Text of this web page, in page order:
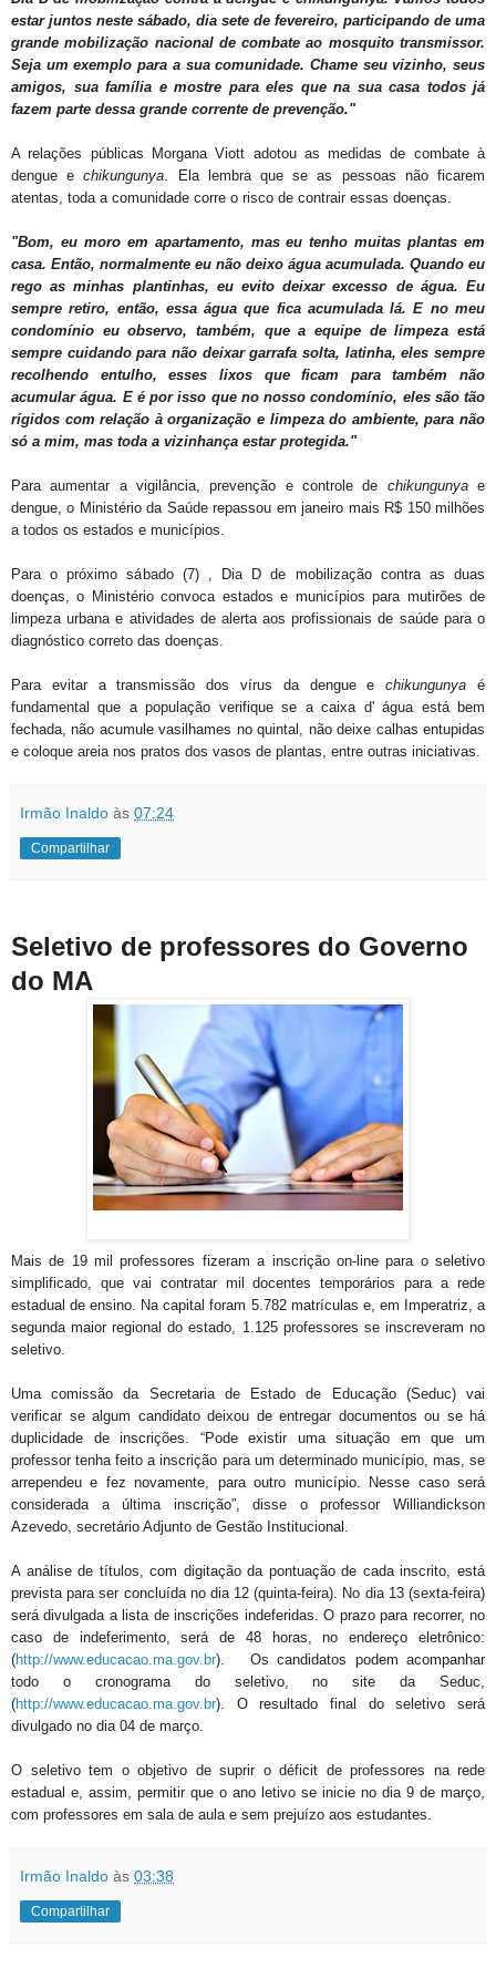
estar juntos neste sábado, dia sete de fevereiro, participando de uma
grande mobilização nacional de combate ao mosquito transmissor.
Seja um exemplo para a sua comunidade. Chame seu vizinho, seus
amigos, sua família e mostre para eles que na sua casa todos já
fazem parte dessa grande corrente de prevenção."
A relações públicas Morgana Viott adotou as medidas de combate à
dengue echikungunya. Ela lembra que se as pessoas não ficarem
atentas, toda a comunidade corre o risco de contrair essas doenças.
"Bom, eu moro em apartamento, mas eu tenho muitas plantas em
casa. Então, normalmente eu não deixo água acumulada. Quando eu
rego as minhas plantinhas, eu evito deixar excesso de água. Eu
sempre retiro, então, essa água que fica acumulada lá. E no meu
condomínio eu observo, também, que a equipe de limpeza está
sempre cuidando para não deixar garrafa solta, latinha, eles sempre
recolhendo entulho, esses lixos que ficam para também não
acumular água. E é por isso que no nosso condomínio, eles são tão
rígidos com relação à organização e limpeza do ambiente, para não
só a mim, mas toda a vizinhança estar protegida."
Para aumentar a vigilância, prevenção e controle de chikungunyae
dengue, o Ministério da Saúde repassou em janeiro mais R$ 150 milhões
a todos os estados e municípios.
Para o próximo sábado (7) , Dia D de mobilização contra as duas
doenças, o Ministério convoca estados e municípios para mutirões de
limpeza urbana e atividades de alerta aos profissionais de saúde para o
diagnóstico correto das doenças.
Para evitar a transmissão dos vírus da dengue echikungunya é
fundamental que a população verifique se a caixa d' água está bem
fechada, não acumule vasilhames no quintal, não deixe calhas entupidas
e coloque areia nos pratos dos vasos de plantas, entre outras iniciativas.
Irmão Inaldo às 07:24
Compartilhar
Seletivo de professores do Governo
do MA
Mais de 19 mil professores fizeram a inscrição on-line para o seletivo
simplificado, que vai contratar mil docentes temporários para a rede
estadual de ensino. Na capital foram 5.782 matrículas e, em Imperatriz, a
segunda maior regional do estado, 1.125 professores se inscreveram no
seletivo.
Uma comissão da Secretaria de Estado de Educação (Seduc) vai
verificar se algum candidato deixou de entregar documentos ou se há
duplicidade de inscrições. “Pode existir uma situação em que um
professor tenha feito a inscrição para um determinado município, mas, se
arrependeu e fez novamente, para outro município. Nesse caso será
considerada a última inscrição”, disse o professor Williandickson
Azevedo, secretário Adjunto de Gestão Institucional.
A análise de títulos, com digitação da pontuação de cada inscrito, está
prevista para ser concluída no dia 12 (quinta-feira). No dia 13 (sexta-feira)
será divulgada a lista de inscrições indeferidas. O prazo para recorrer, no
caso de indeferimento, será de 48 horas, no endereço eletrônico:
(http://www.educacao.ma.gov.br). Os candidatos podem acompanhar
todo o cronograma do seletivo, no site da Seduc,
(http://www.educacao.ma.gov.br). O resultado final do seletivo será
divulgado no dia 04 de março.
O seletivo tem o objetivo de suprir o déficit de professores na rede
estadual e, assim, permitir que o ano letivo se inicie no dia 9 de março,
com professores em sala de aula e sem prejuízo aos estudantes.
Irmão Inaldo às 03:38
Compartilhar